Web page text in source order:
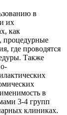
в
их
как
процедурные
где проводятся
Также
в
3-4 групп
клиниках.